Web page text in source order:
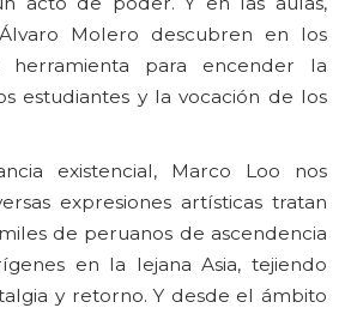
Molero descubren en los
herramienta para encender la
estudiantes y la vocación de los
existencial, Marco Loo nos
expresiones artísticas tratan
de peruanos de ascendencia
en la lejana Asia, tejiendo
y retorno. Y desde el ámbito